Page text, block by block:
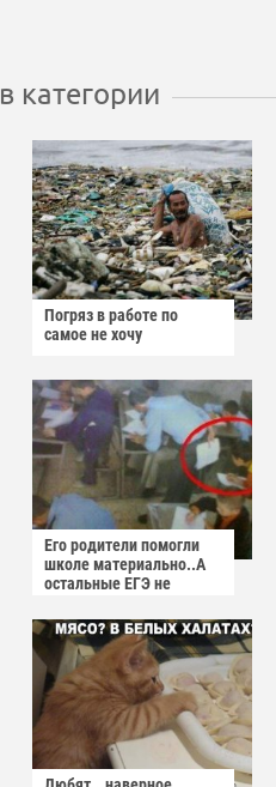
категории
Погряз в работе по
самое не хочу
Его родители помогли
школе материально..А
остальные ЕГЭ не